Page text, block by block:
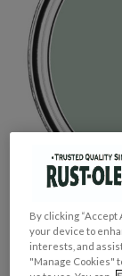
By clicking “Accept
your device to
interests, and
"Manage Cookies"